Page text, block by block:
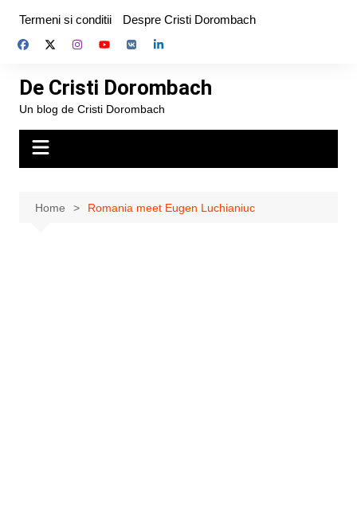
content
Termeni si conditii Despre Cristi Dorombach
De Cristi Dorombach
Un blog de Cristi Dorombach
Home Romania meet Eugen Luchianiuc